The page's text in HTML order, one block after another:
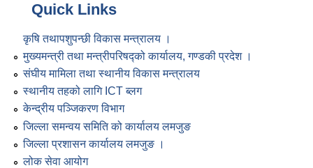
Quick Links
कृषि तथापशुपन्छी विकास मन्त्रालय ।
मुख्यमन्त्री तथा मन्त्रीपरिषद्को कार्यालय, गण्डकी प्रदेश ।
संघीय मामिला तथा स्थानीय विकास मन्त्रालय
स्थानीय तहको लागि ICT ब्लग
केन्द्रीय पञ्जिकरण विभाग
जिल्ला समन्वय समिति को कार्यालय लमजुङ
जिल्ला प्रशासन कार्यालय लमजुङ ।
लोक सेवा आयोग